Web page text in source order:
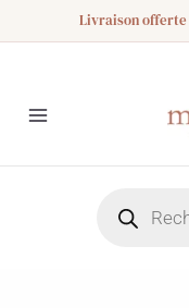
Livraison offerte
produits